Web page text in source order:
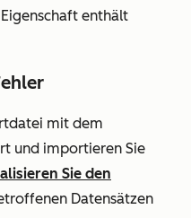
Eigenschaft enthält
mit dem
und importieren Sie
Sie den
Datensätzen